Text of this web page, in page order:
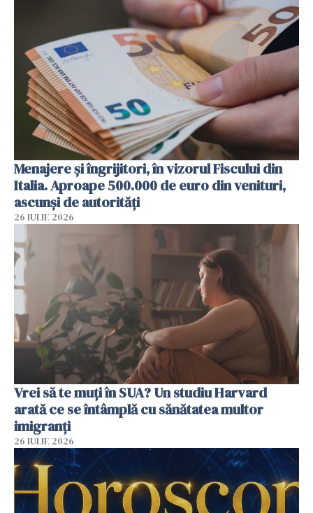
Menajere și îngrijitori, în vizorul Fiscului din
Italia. Aproape 500.000 de euro din venituri,
ascunși de autorități
26 IULIE 2026
Vrei să te muți în SUA? Un studiu Harvard
arată ce se întâmplă cu sănătatea multor
imigranți
26 IULIE 2026